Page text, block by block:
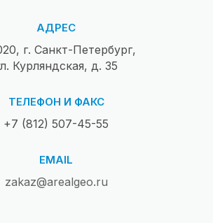
АДРЕС
г. Санкт-Петербург,
Курляндская, д. 35
ТЕЛЕФОН И ФАКС
+7 (812) 507-45-55
EMAIL
zakaz@arealgeo.ru